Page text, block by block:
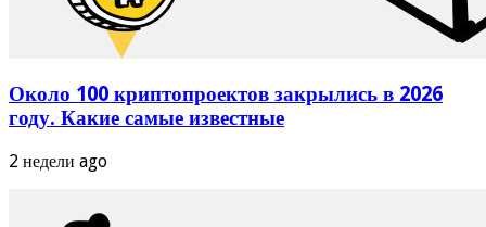
Около 100 криптопроектов закрылись в 2026
году. Какие самые известные
2 недели ago